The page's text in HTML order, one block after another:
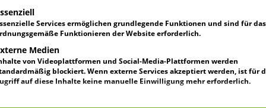
eine Liste der Service-Gruppen, für die eine Einwilligung erteilt werden
Services ermöglichen grundlegende Funktionen und sind für das
Funktionieren der Website erforderlich.
Medien
von Videoplattformen und Social-Media-Plattformen werden
blockiert. Wenn externe Services akzeptiert werden, ist für
auf diese Inhalte keine manuelle Einwilligung mehr erforderlich.